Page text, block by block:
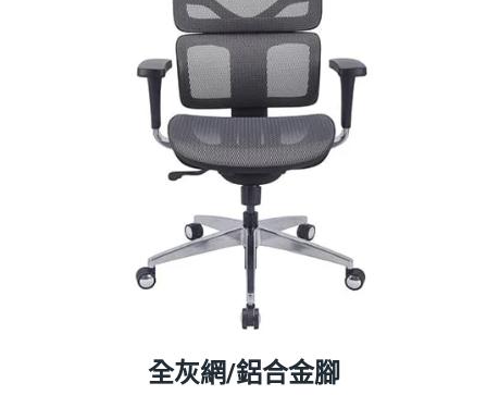
全灰網/鋁合金腳